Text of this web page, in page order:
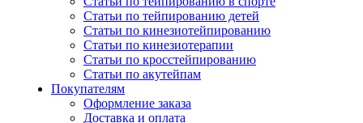
Статьи по тейпированию детей
Статьи по кинезиотейпированию
Статьи по кинезиотерапии
Статьи по кросстейпированию
Статьи по акутейпам
Покупателям
Оформление заказа
Доставка и оплата